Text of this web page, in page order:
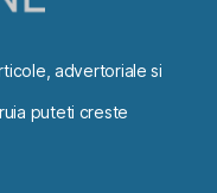
advertoriale si
puteti creste